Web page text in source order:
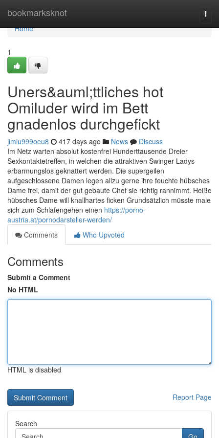
bookmarksknot
Home
Home
1
Uners&auml;ttliches hot
Omiluder wird im Bett
gnadenlos durchgefickt
jimiu999oeu8 417 days ago News
Discuss
Im Netz warten absolut kostenfrei Hunderttausende Dreier
Sexkontaktetreffen, in welchen die attraktiven Swinger Ladys
erbarmungslos geknattert werden. Die supergeilen
aufgeschlossene Damen legen allzu gerne ihre feuchte hübsches
Dame frei, damit der gut gebaute Chef sie richtig rannimmt. Heiße
hübsches Dame will knallhartes ficken Grundsätzlich müsste male
sich zum Schlafengehen einen https://porno-
austria.at/pornodarsteller-werden/
Comments
Who Upvoted
Comments
Submit a Comment
No HTML
HTML is disabled
Report Page
Search